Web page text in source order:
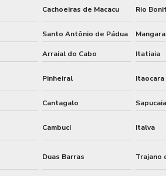
Cachoeiras de Macacu Rio
Santo Antônio de Pádua
Arraial do Cabo Itatiaia
Pinheiral Itaocara
Cantagalo Sapucaia
Cambuci Italva
Duas Barras Trajano